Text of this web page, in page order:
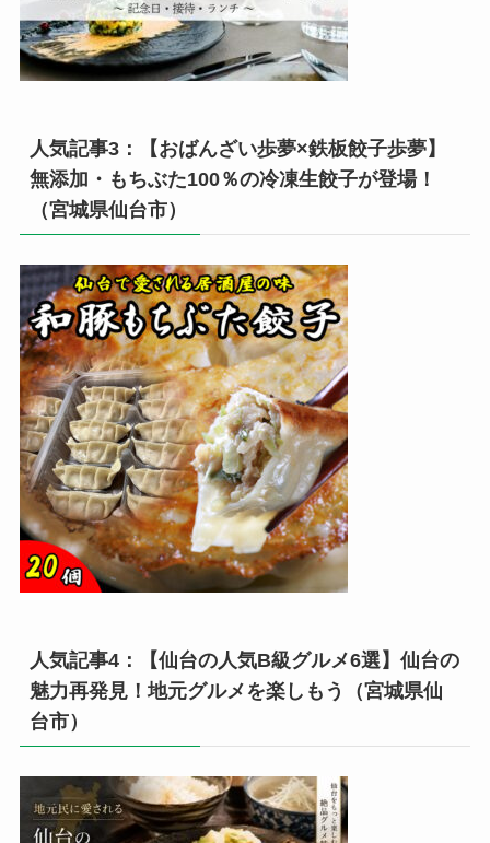
人気記事3：【おばんざい歩夢×鉄板餃子歩夢】
無添加・もちぶた100％の冷凍生餃子が登場！
（宮城県仙台市）
人気記事4：【仙台の人気B級グルメ6選】仙台の
魅力再発見！地元グルメを楽しもう（宮城県仙
台市）